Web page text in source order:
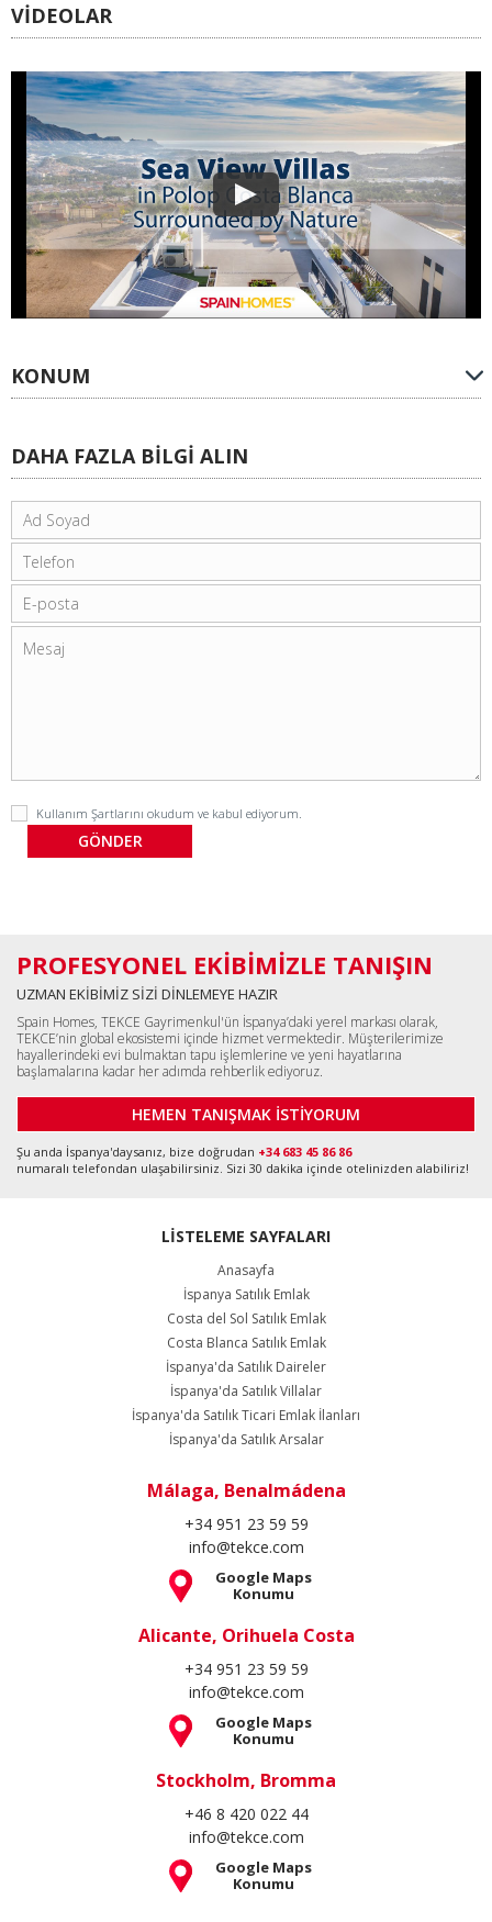
VİDEOLAR
KONUM
DAHA FAZLA BİLGİ ALIN
Kullanım Şartlarını okudum ve kabul ediyorum.
PROFESYONEL EKİBİMİZLE TANIŞIN
UZMAN EKİBİMİZ SİZİ DİNLEMEYE HAZIR
Spain Homes, TEKCE Gayrimenkul'ün İspanya’daki yerel markası olarak,
TEKCE’nin global ekosistemi içinde hizmet vermektedir. Müşterilerimize
hayallerindeki evi bulmaktan tapu işlemlerine ve yeni hayatlarına
başlamalarına kadar her adımda rehberlik ediyoruz.
HEMEN TANIŞMAK İSTİYORUM
Şu anda İspanya'daysanız, bize doğrudan +34 683 45 86 86
numaralı telefondan ulaşabilirsiniz. Sizi 30 dakika içinde otelinizden alabiliriz!
LİSTELEME SAYFALARI
Anasayfa
İspanya Satılık Emlak
Costa del Sol Satılık Emlak
Costa Blanca Satılık Emlak
İspanya'da Satılık Daireler
İspanya'da Satılık Villalar
İspanya'da Satılık Ticari Emlak İlanları
İspanya'da Satılık Arsalar
Málaga, Benalmádena
+34 951 23 59 59
info@tekce.com
Google Maps
Konumu
Alicante, Orihuela Costa
+34 951 23 59 59
info@tekce.com
Google Maps
Konumu
Stockholm, Bromma
+46 8 420 022 44
info@tekce.com
Google Maps
Konumu